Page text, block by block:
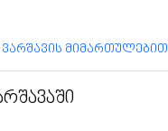
ვარშავის მიმართულებით